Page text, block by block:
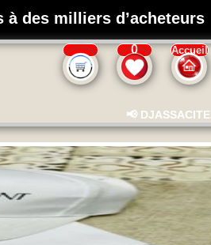
des milliers d’acheteurs
0 Accueil
📢